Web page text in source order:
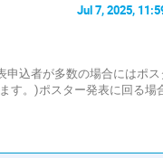
Jul 7, 2025,
込者が多数の場合にはポ
す。)ポスター発表に回る場